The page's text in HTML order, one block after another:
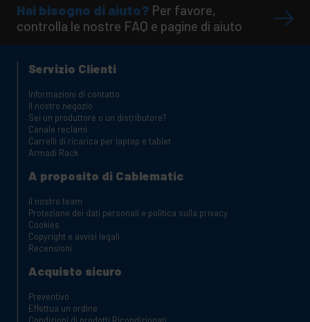
Hai bisogno di aiuto? Per favore,
controlla le nostre FAQ e pagine di aiuto
Servizio Clienti
Informazioni di contatto
Il nostro negozio
Sei un produttore o un distributore?
Canale reclami
Carrelli di ricarica per laptop e tablet
Armadi Rack
A proposito di Cablematic
Il nostro team
Protezione dei dati personali e politica sulla privacy
Cookies
Copyright e avvisi legali
Recensioni
Acquisto sicuro
Preventivo
Effettua un ordine
Condizioni di prodotti Ricondizionati